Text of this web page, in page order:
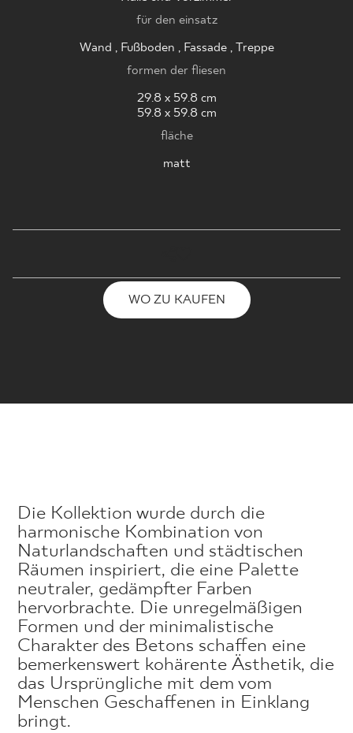
für den einsatz
Wand , Fußboden , Fassade , Treppe
formen der fliesen
29.8 x 59.8 cm
59.8 x 59.8 cm
fläche
matt
WO ZU KAUFEN
Die Kollektion wurde durch die
harmonische Kombination von
Naturlandschaften und städtischen
Räumen inspiriert, die eine Palette
neutraler, gedämpfter Farben
hervorbrachte. Die unregelmäßigen
Formen und der minimalistische
Charakter des Betons schaffen eine
bemerkenswert kohärente Ästhetik, die
das Ursprüngliche mit dem vom
Menschen Geschaffenen in Einklang
bringt.